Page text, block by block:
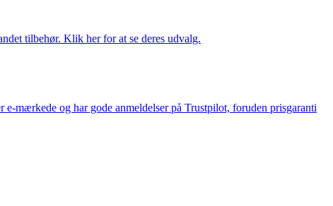
tilbehør. Klik her for at se deres udvalg.
mærkede og har gode anmeldelser på Trustpilot, foruden prisgaranti